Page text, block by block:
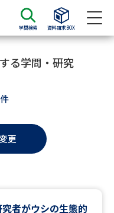
学問検索 資料請求BOX
資料検索
・学科パンフ
る学問・研究
件
更
者がウシの生態的